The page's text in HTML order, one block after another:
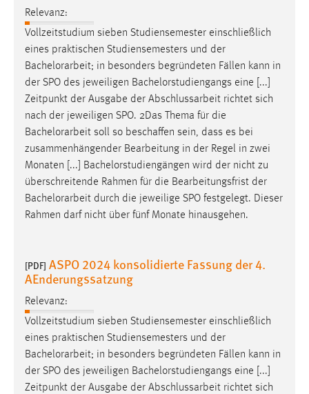
Relevanz:
Vollzeitstudium sieben Studiensemester einschließlich
eines praktischen Studiensemesters und der
Bachelorarbeit; in besonders begründeten Fällen kann in
der SPO des jeweiligen Bachelorstudiengangs eine [...]
Zeitpunkt der Ausgabe der Abschlussarbeit richtet sich
nach der jeweiligen SPO. 2Das Thema für die
Bachelorarbeit soll so beschaffen sein, dass es bei
zusammenhängender Bearbeitung in der Regel in zwei
Monaten [...] Bachelorstudiengängen wird der nicht zu
überschreitende Rahmen für die Bearbeitungsfrist der
Bachelorarbeit durch die jeweilige SPO festgelegt. Dieser
Rahmen darf nicht über fünf Monate hinausgehen.
[PDF] ASPO 2024 konsolidierte Fassung der 4.
AEnderungssatzung
Relevanz:
Vollzeitstudium sieben Studiensemester einschließlich
eines praktischen Studiensemesters und der
Bachelorarbeit; in besonders begründeten Fällen kann in
der SPO des jeweiligen Bachelorstudiengangs eine [...]
Zeitpunkt der Ausgabe der Abschlussarbeit richtet sich